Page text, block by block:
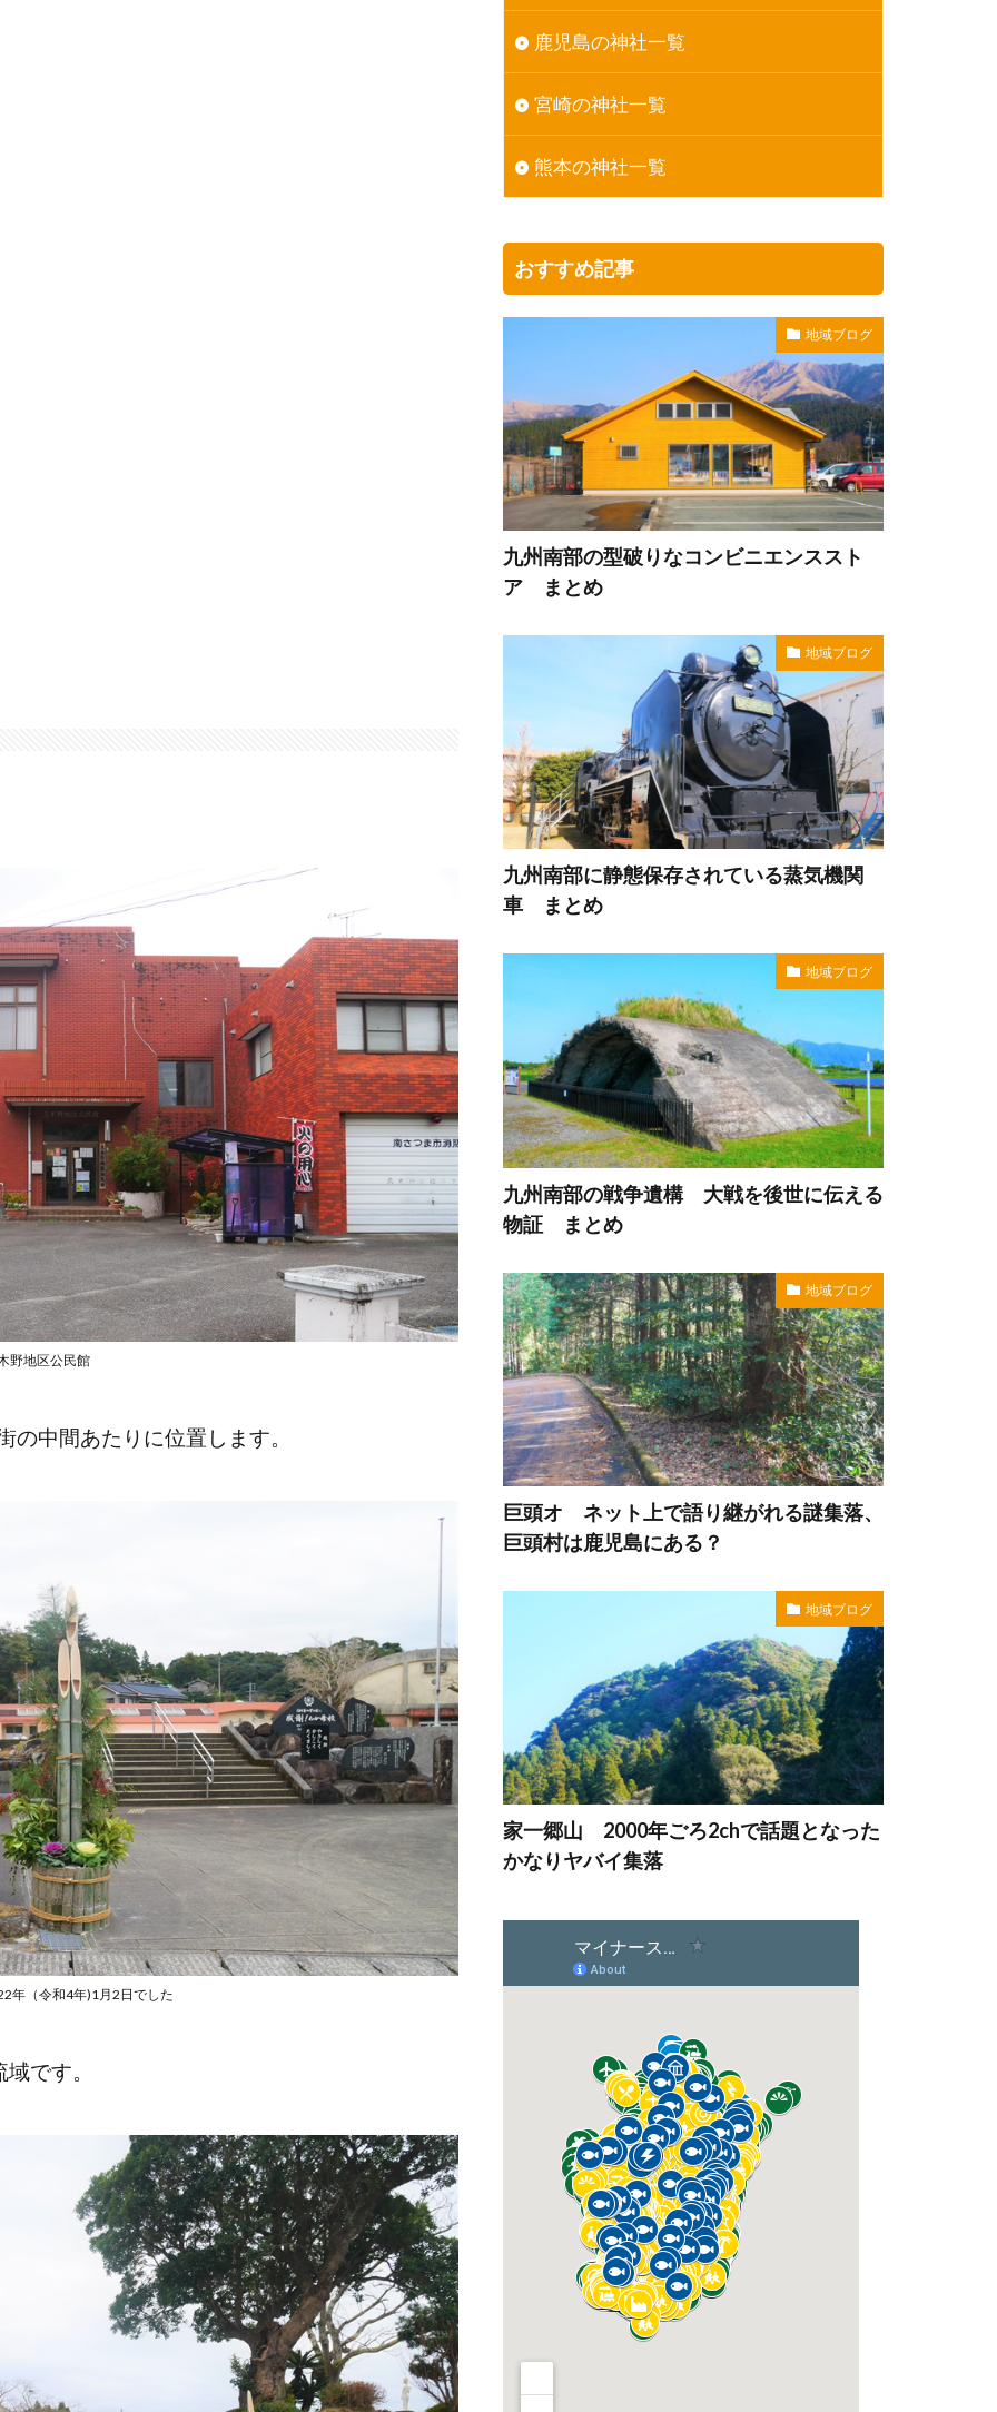
野地区公民館
中間あたりに位置します。
年（令和4年)1月2日でした
です。
鹿児島の神社一覧
宮崎の神社一覧
熊本の神社一覧
おすすめ記事
地域ブログ
九州南部の型破りなコンビニエンススト
ア まとめ
地域ブログ
九州南部に静態保存されている蒸気機関
車 まとめ
地域ブログ
九州南部の戦争遺構 大戦を後世に伝える
物証 まとめ
地域ブログ
巨頭オ ネット上で語り継がれる謎集落、
巨頭村は鹿児島にある？
地域ブログ
家一郷山 2000年ごろ2chで話題となった
かなりヤバイ集落